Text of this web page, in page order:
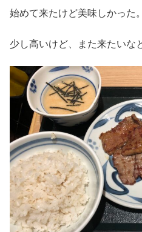
始めて来たけど美味しかった。
少し高いけど、また来たいな